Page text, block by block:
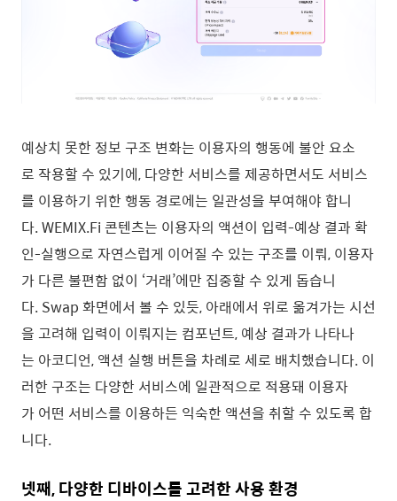
예상치 못한 정보 구조 변화는 이용자의 행동에 불안 요소
로 작용할 수 있기에, 다양한 서비스를 제공하면서도 서비스
를 이용하기 위한 행동 경로에는 일관성을 부여해야 합니
다. WEMIX.Fi 콘텐츠는 이용자의 액션이 입력-예상 결과 확
인-실행으로 자연스럽게 이어질 수 있는 구조를 이뤄, 이용자
가 다른 불편함 없이 ‘거래’에만 집중할 수 있게 돕습니
다. Swap 화면에서 볼 수 있듯, 아래에서 위로 옮겨가는 시선
을 고려해 입력이 이뤄지는 컴포넌트, 예상 결과가 나타나
는 아코디언, 액션 실행 버튼을 차례로 세로 배치했습니다. 이
러한 구조는 다양한 서비스에 일관적으로 적용돼 이용자
가 어떤 서비스를 이용하든 익숙한 액션을 취할 수 있도록 합
니다.
넷째, 다양한 디바이스를 고려한 사용 환경